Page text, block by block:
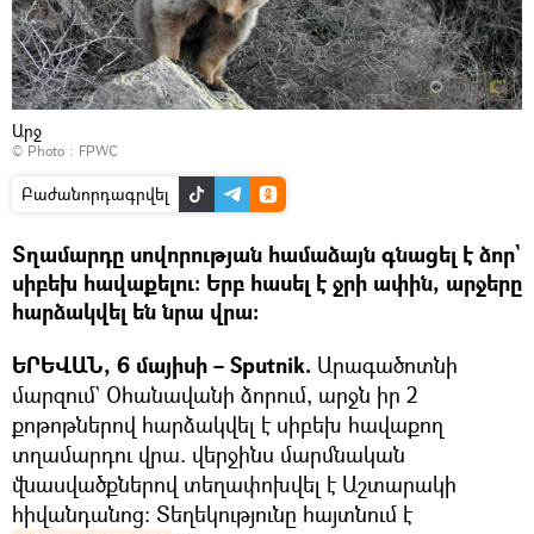
Արջ
© Photo : FPWC
Բաժանորդագրվել
Տղամարդը սովորության համաձայն գնացել է ձոր`
սիբեխ հավաքելու։ Երբ հասել է ջրի ափին, արջերը
հարձակվել են նրա վրա։
ԵՐԵՎԱՆ, 6 մայիսի – Sputnik. Արագածոտնի
մարզում` Օհանավանի ձորում, արջն իր 2
քոթոթներով հարձակվել է սիբեխ հավաքող
տղամարդու վրա. վերջինս մարմնական
վնասվածքներով տեղափոխվել է Աշտարակի
հիվանդանոց։ Տեղեկությունը հայտնում է